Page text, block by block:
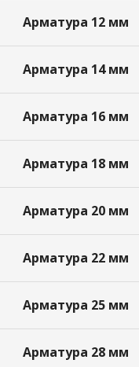
Арматура 12 мм
Арматура 14 мм
Арматура 16 мм
Арматура 18 мм
Арматура 20 мм
Арматура 22 мм
Арматура 25 мм
Арматура 28 мм